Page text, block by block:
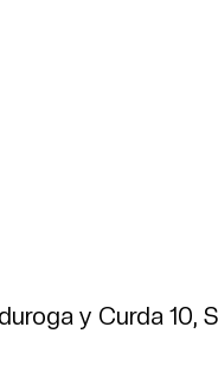
y Curda